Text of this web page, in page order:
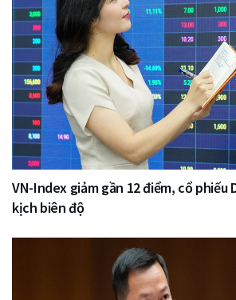
VN-Index giảm gần 12 điểm, cổ phiếu
kịch biên độ